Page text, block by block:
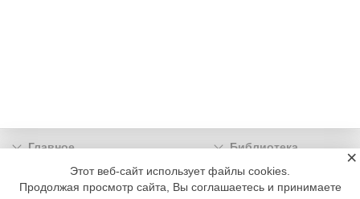
Главное
Библиотека
Подписка
Реклама
Информация
Этот веб-сайт использует файлы cookies.
Продолжая просмотр сайта, Вы соглашаетесь и принимаете
×